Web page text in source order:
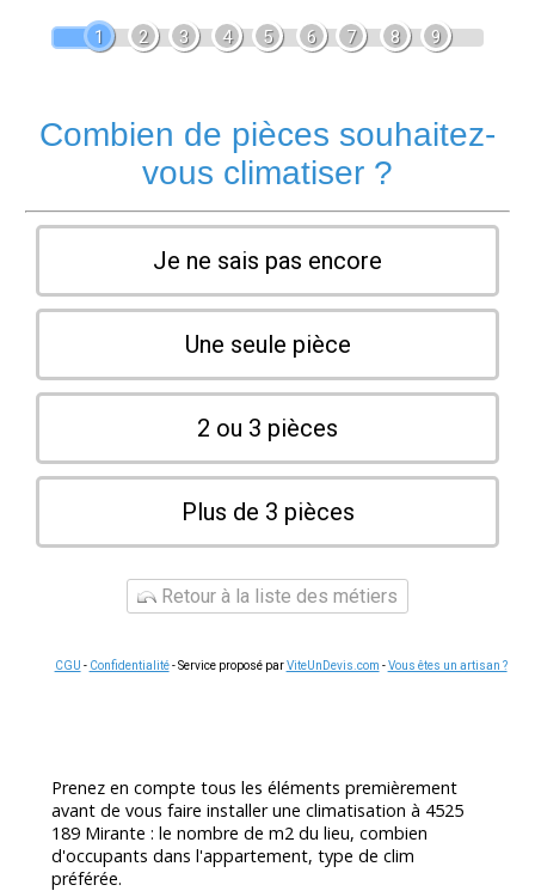
1 2 3 4 5 6 7 8 9
Combien de pièces souhaitez-
vous climatiser ?
Je ne sais pas encore
Une seule pièce
2 ou 3 pièces
Plus de 3 pièces
Retour à la liste des métiers
CGU - Confidentialité- Service proposé parViteUnDevis.com -Vous êtes un artisan ?
Prenez en compte tous les éléments premièrement
avant de vous faire installer une climatisation à 4525
189 Mirante : le nombre de m2 du lieu, combien
d'occupants dans l'appartement, type de clim
préférée.